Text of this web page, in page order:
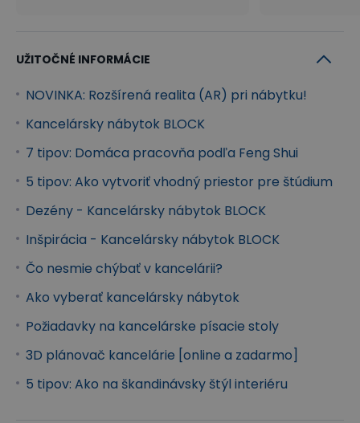
kontajnery aj praktické doplnky. Jednotlivé prvky je
možné jednoducho kombinovať a vytvoriť tak
pracovné zostavy pre jednotlivcov i celé kancelárie.
tých, ktorí hľadajú moderný, funkčný nábytok s
možnosťou prispôsobenia.
Český dizajn s ocenením
Kancelársky nábytok BLOCK je vyrábaný
našej vlastnej výrobe
a bol navrhnutý v
spolupráci s českými dizajnérmi. Za svoj
premyslený dizajn a funkčnosť získala
kolekcia ocenenie Nábytok roku od
Asociácie českých nábytkárov.
UŽITOČNÉ INFORMÁCIE
NOVINKA: Rozšírená realita (AR) pri nábytku!
Kancelársky nábytok BLOCK
7 tipov: Domáca pracovňa podľa Feng Shui
5 tipov: Ako vytvoriť vhodný priestor pre štúdium
Dezény - Kancelársky nábytok BLOCK
Inšpirácia - Kancelársky nábytok BLOCK
Čo nesmie chýbať v kancelárii?
Ako vyberať kancelársky nábytok
Požiadavky na kancelárske písacie stoly
3D plánovač kancelárie [online a zadarmo]
5 tipov: Ako na škandinávsky štýl interiéru